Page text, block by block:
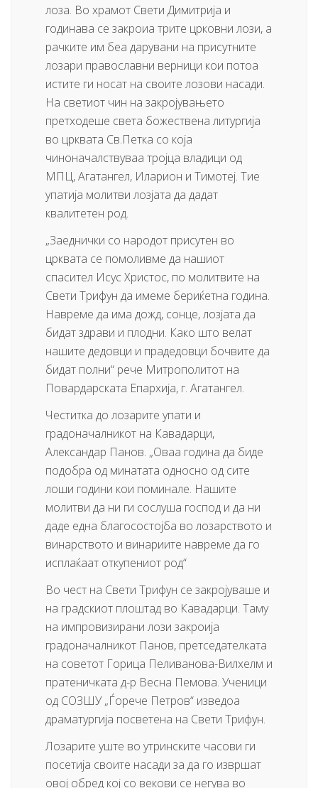
лоза. Во храмот Свети Димитрија и
годинава се закроиа трите црковни лози, а
рачките им беа дарувани на присутните
лозари православни верници кои потоа
истите ги носат на своите лозови насади.
На светиот чин на закројувањето
претходеше света божествена литургија
во црквата Св.Петка со која
чиноначалствуваа тројца владици од
МПЦ, Агатангел, Иларион и Тимотеј. Тие
упатија молитви лозјата да дадат
квалитетен род.
„Заеднички со народот присутен во
црквата се помоливме да нашиот
спасител Исус Христос, по молитвите на
Свети Трифун да имеме бериќетна година.
Навреме да има дожд, сонце, лозјата да
бидат здрави и плодни. Како што велат
нашите дедовци и прадедовци бочвите да
бидат полни“ рече Митрополитот на
Повардарската Епархија, г. Агатангел.
Честитка до лозарите упати и
градоначалникот на Кавадарци,
Александар Панов. „Оваа година да биде
подобра од минатата односно од сите
лоши години кои поминале. Нашите
молитви да ни ги сослуша господ и да ни
даде една благосостојба во лозарството и
винарството и винариите навреме да го
исплаќаат откупениот род“
Во чест на Свети Трифун се закројуваше и
на градскиот плоштад во Кавадарци. Таму
на импровизирани лози закроија
градоначалникот Панов, претседателката
на советот Горица Пеливанова-Вилхелм и
пратеничката д-р Весна Пемова. Ученици
од СОЗШУ „Ѓорече Петров“ изведоа
драматургија посветена на Свети Трифун.
Лозарите уште во утринските часови ги
посетија своите насади за да го извршат
овој обред кој со векови се негува во